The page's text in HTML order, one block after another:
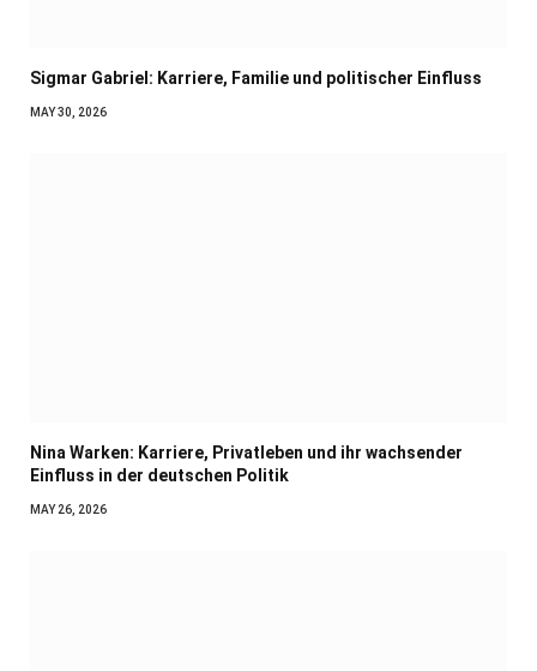
Sigmar Gabriel: Karriere, Familie und politischer Einfluss
MAY 30, 2026
Nina Warken: Karriere, Privatleben und ihr wachsender
Einfluss in der deutschen Politik
MAY 26, 2026